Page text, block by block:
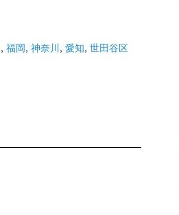
, 福岡, 神奈川, 愛知, 世田谷区